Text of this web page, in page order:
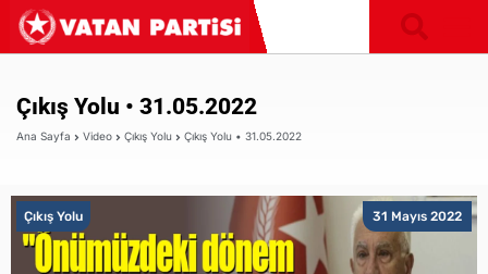
Çıkış Yolu • 31.05.2022
Ana Sayfa Video Çıkış Yolu Çıkış Yolu • 31.05.2022
31 Mayıs 2022
Çıkış Yolu